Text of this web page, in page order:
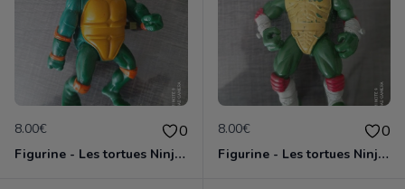
8.00€ 0
Figurine - Les tortues Ninja - Michaelangelo
8.00€ 0
Figurine - Les tortues Ninja - Raphael